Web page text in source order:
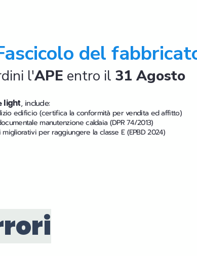
del
l'APE entro il 31 Agosto
light, include:
edificio (certifica la conformità per vendita ed affitto)
manutenzione caldaia (DPR 74/2013)
migliorativi per raggiungere la classe E (EPBD 2024)